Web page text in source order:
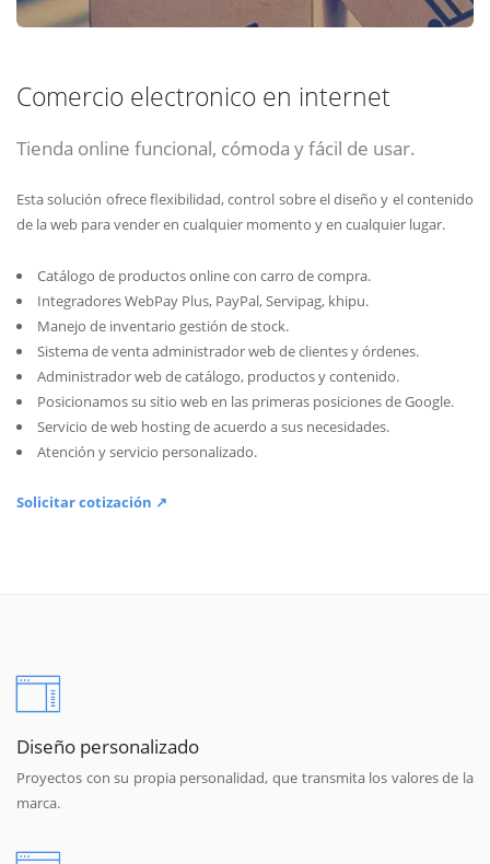
Comercio electronico en internet
Tienda online funcional, cómoda y fácil de usar.
Esta solución ofrece flexibilidad, control sobre el diseño y el contenido
de la web para vender en cualquier momento y en cualquier lugar.
Catálogo de productos online con carro de compra.
Integradores WebPay Plus, PayPal, Servipag, khipu.
Manejo de inventario gestión de stock.
Sistema de venta administrador web de clientes y órdenes.
Administrador web de catálogo, productos y contenido.
Posicionamos su sitio web en las primeras posiciones de Google.
Servicio de web hosting de acuerdo a sus necesidades.
Atención y servicio personalizado.
Solicitar cotización ↗
Diseño personalizado
Proyectos con su propia personalidad, que transmita los valores de la
marca.